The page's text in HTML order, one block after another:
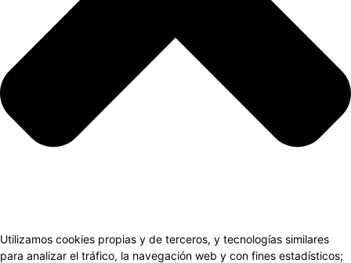
Utilizamos cookies propias y de terceros, y tecnologías similares
para analizar el tráfico, la navegación web y con fines estadísticos;